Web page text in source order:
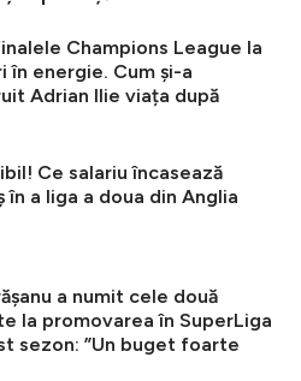
Champions League la
în energie. Cum și-a
Adrian Ilie viața după
Ce salariu încasează
în a liga a doua din Anglia
a numit cele două
la promovarea în SuperLiga
sezon: ”Un buget foarte